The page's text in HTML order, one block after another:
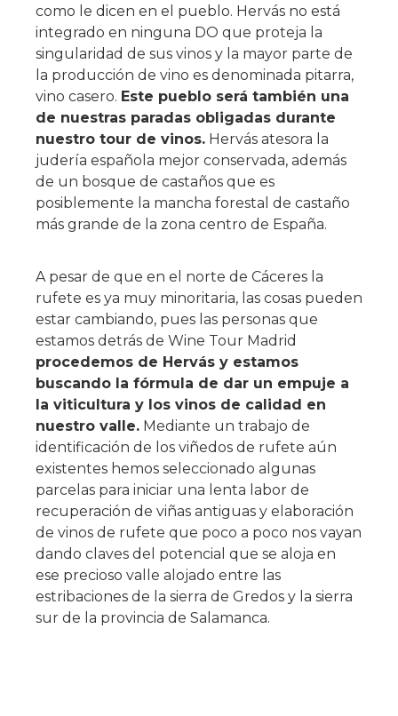
como le dicen en el pueblo. Hervás no está
integrado en ninguna DO que proteja la
singularidad de sus vinos y la mayor parte de
la producción de vino es denominada pitarra,
vino casero. Este pueblo será también una
de nuestras paradas obligadas durante
nuestro tour de vinos. Hervás atesora la
judería española mejor conservada, además
de un bosque de castaños que es
posiblemente la mancha forestal de castaño
más grande de la zona centro de España.
A pesar de que en el norte de Cáceres la
rufete es ya muy minoritaria, las cosas pueden
estar cambiando, pues las personas que
estamos detrás de Wine Tour Madrid
procedemos de Hervás y estamos
buscando la fórmula de dar un empuje a
la viticultura y los vinos de calidad en
nuestro valle. Mediante un trabajo de
identificación de los viñedos de rufete aún
existentes hemos seleccionado algunas
parcelas para iniciar una lenta labor de
recuperación de viñas antiguas y elaboración
de vinos de rufete que poco a poco nos vayan
dando claves del potencial que se aloja en
ese precioso valle alojado entre las
estribaciones de la sierra de Gredos y la sierra
sur de la provincia de Salamanca.